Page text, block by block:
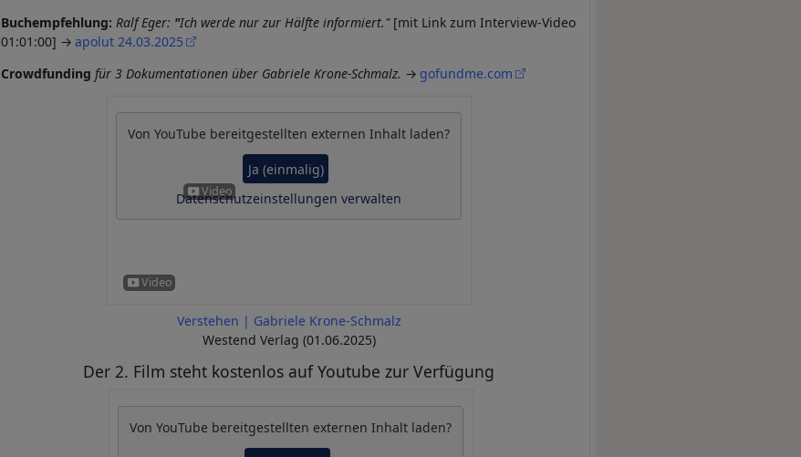
Buchempfehlung: Ralf Eger: "Ich werde nur zur Hälfte informiert." [mit Link zum Interview-Video
01:01:00]
apolut 24.03.2025
Crowdfunding für 3 Dokumentationen über Gabriele Krone-Schmalz. gofundme.com
Von YouTube bereitgestellten externen Inhalt laden?
Ja (einmalig)
Datenschutzeinstellungen verwalten
Verstehen | Gabriele Krone-Schmalz
Westend Verlag (01.06.2025)
Der 2. Film steht kostenlos auf Youtube zur Verfügung
Von YouTube bereitgestellten externen Inhalt laden?